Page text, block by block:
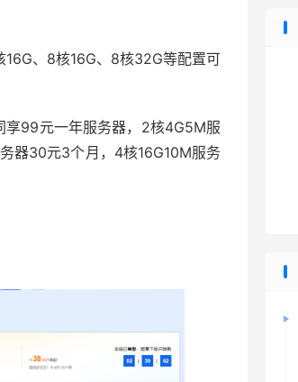
、8核16G、8核32G等配置可
99元一年服务器，2核4G5M服
器30元3个月，4核16G10M服务